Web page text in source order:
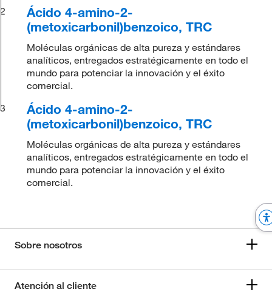
2
Ácido 4-amino-2-
(metoxicarbonil)benzoico, TRC
Moléculas orgánicas de alta pureza y estándares
analíticos, entregados estratégicamente en todo el
mundo para potenciar la innovación y el éxito
comercial.
3
Ácido 4-amino-2-
(metoxicarbonil)benzoico, TRC
Moléculas orgánicas de alta pureza y estándares
analíticos, entregados estratégicamente en todo el
mundo para potenciar la innovación y el éxito
comercial.
Sobre nosotros
Atención al cliente